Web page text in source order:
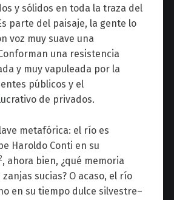
y sólidos en toda la traza del
parte del paisaje, la gente lo
voz muy suave una
una resistencia
y muy vapuleada por la
públicos y el
de privados.
metafórica: el río es
Haroldo Conti en su
, ahora bien, ¿qué memoria
sucias? O acaso, el río
en su tiempo dulce silvestre–